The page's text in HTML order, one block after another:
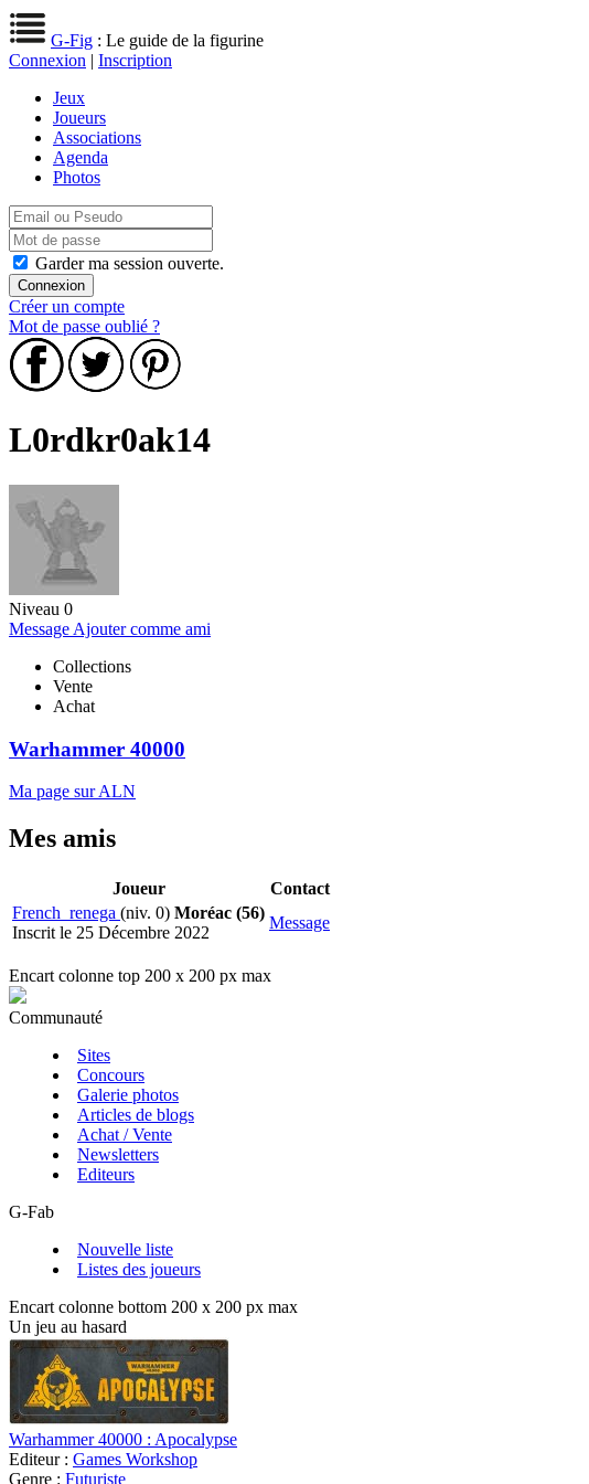
G-Fig : Le guide de la figurine
Connexion | Inscription
Jeux
Joueurs
Associations
Agenda
Photos
Garder ma session ouverte.
Créer un compte
Mot de passe oublié ?
L0rdkr0ak14
Niveau 0
Message Ajouter comme ami
Collections
Vente
Achat
Warhammer 40000
Ma page sur ALN
Mes amis
Joueur
Contact
French_renega (niv. 0) Moréac (56)
Inscrit le 25 Décembre 2022
Message
Encart colonne top 200 x 200 px max
Communauté
Sites
Concours
Galerie photos
Articles de blogs
Achat / Vente
Newsletters
Editeurs
G-Fab
Nouvelle liste
Listes des joueurs
Encart colonne bottom 200 x 200 px max
Un jeu au hasard
Warhammer 40000 : Apocalypse
Editeur : Games Workshop
Genre : Futuriste